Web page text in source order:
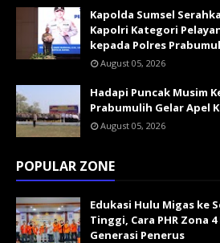
Kapolda Sumsel
Kapolri Kategori
kepada Polres
August 05, 2026
Hadapi Puncak Musim
Prabumulih Gelar Apel
August 05, 2026
POPULAR ZONE
Edukasi Hulu Migas ke
Tinggi, Cara PHR Zona
Generasi Penerus